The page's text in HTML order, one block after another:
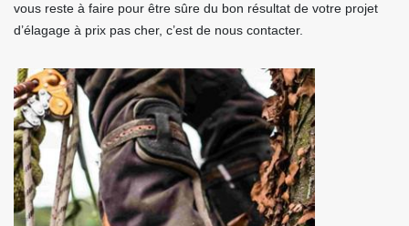
vous reste à faire pour être sûre du bon résultat de votre projet
d’élagage à prix pas cher, c’est de nous contacter.